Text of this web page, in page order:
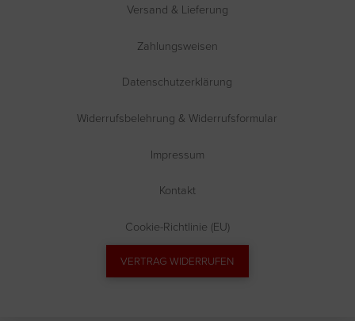
Versand & Lieferung
Zahlungsweisen
Datenschutzerklärung
Widerrufsbelehrung & Widerrufsformular
Impressum
Kontakt
Cookie-Richtlinie (EU)
VERTRAG WIDERRUFEN